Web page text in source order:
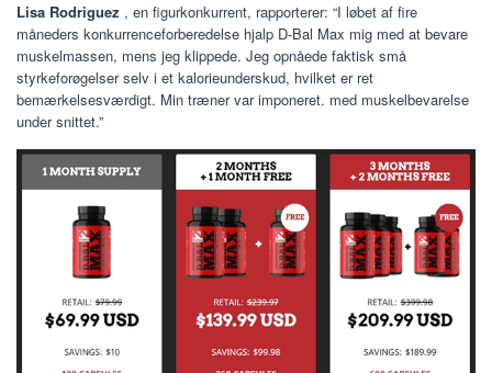
Lisa Rodriguez , en figurkonkurrent, rapporterer: “I løbet af fire
måneders konkurrenceforberedelse hjalp D-Bal Max mig med at bevare
muskelmassen, mens jeg klippede. Jeg opnåede faktisk små
styrkeforøgelser selv i et kalorieunderskud, hvilket er ret
bemærkelsesværdigt. Min træner var imponeret. med muskelbevarelse
under snittet.”